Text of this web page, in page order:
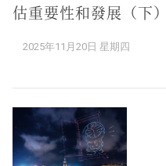
估重要性和發展（下）
2025年11月20日 星期四